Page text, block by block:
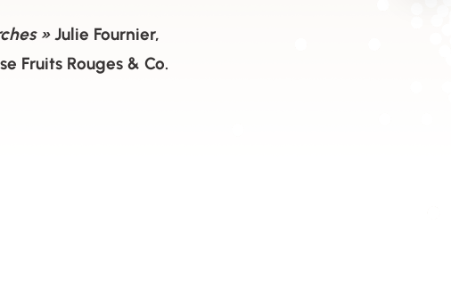
»Julie Fournier,
Fruits Rouges & Co.